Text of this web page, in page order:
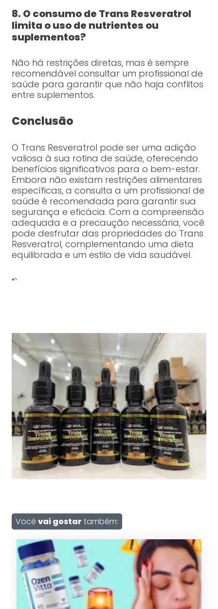
8. O consumo de Trans Resveratrol
limita o uso de nutrientes ou
suplementos?
Não há restrições diretas, mas é sempre
recomendável consultar um profissional de
saúde para garantir que não haja conflitos
entre suplementos.
Conclusão
O Trans Resveratrol pode ser uma adição
valiosa à sua rotina de saúde, oferecendo
benefícios significativos para o bem-estar.
Embora não existam restrições alimentares
específicas, a consulta a um profissional de
saúde é recomendada para garantir sua
segurança e eficácia. Com a compreensão
adequada e a precaução necessária, você
pode desfrutar das propriedades do Trans
Resveratrol, complementando uma dieta
equilibrada e um estilo de vida saudável.
“`
Você vai gostar também: